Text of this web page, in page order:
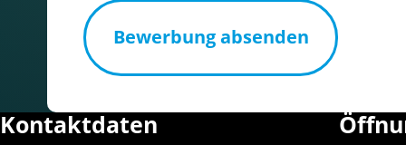
c
h
e
Bewerbung absenden
Kontaktdaten